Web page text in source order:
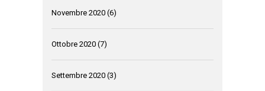
Novembre 2020 (6)
Ottobre 2020 (7)
Settembre 2020 (3)